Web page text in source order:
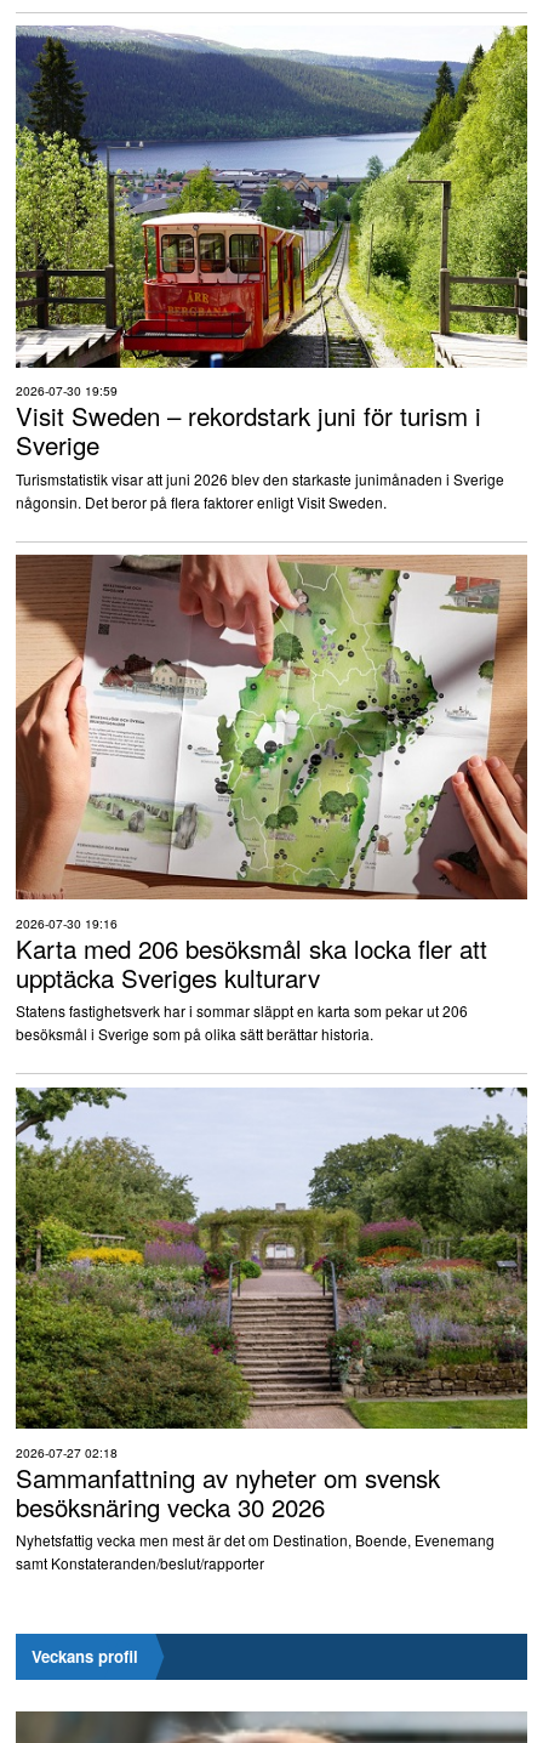
2026-07-30 19:59
Visit Sweden – rekordstark juni för turism i
Sverige
Turismstatistik visar att juni 2026 blev den starkaste junimånaden i Sverige
någonsin. Det beror på flera faktorer enligt Visit Sweden.
2026-07-30 19:16
Karta med 206 besöksmål ska locka fler att
upptäcka Sveriges kulturarv
Statens fastighetsverk har i sommar släppt en karta som pekar ut 206
besöksmål i Sverige som på olika sätt berättar historia.
2026-07-27 02:18
Sammanfattning av nyheter om svensk
besöksnäring vecka 30 2026
Nyhetsfattig vecka men mest är det om Destination, Boende, Evenemang
samt Konstateranden/beslut/rapporter
Veckans profil